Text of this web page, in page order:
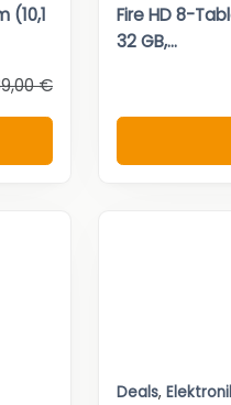
(10,1
€
Fire HD 8-
32 GB,...
Deals,